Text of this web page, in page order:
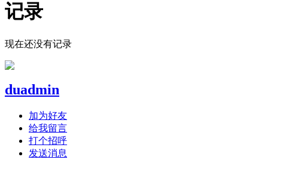
记录
现在还没有记录
duadmin
加为好友
给我留言
打个招呼
发送消息